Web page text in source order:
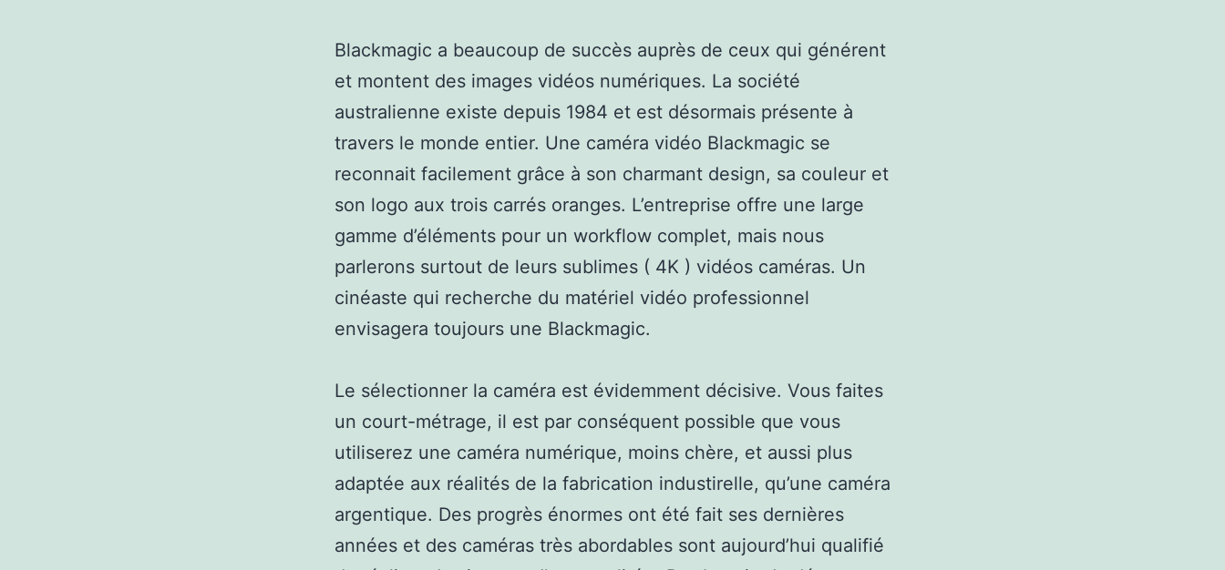
Blackmagic a beaucoup de succès auprès de ceux qui générent
et montent des images vidéos numériques. La société
australienne existe depuis 1984 et est désormais présente à
travers le monde entier. Une caméra vidéo Blackmagic se
reconnait facilement grâce à son charmant design, sa couleur et
son logo aux trois carrés oranges. L’entreprise offre une large
gamme d’éléments pour un workflow complet, mais nous
parlerons surtout de leurs sublimes ( 4K ) vidéos caméras. Un
cinéaste qui recherche du matériel vidéo professionnel
envisagera toujours une Blackmagic.
Le sélectionner la caméra est évidemment décisive. Vous faites
un court-métrage, il est par conséquent possible que vous
utiliserez une caméra numérique, moins chère, et aussi plus
adaptée aux réalités de la fabrication industirelle, qu’une caméra
argentique. Des progrès énormes ont été fait ses dernières
années et des caméras très abordables sont aujourd’hui qualifié